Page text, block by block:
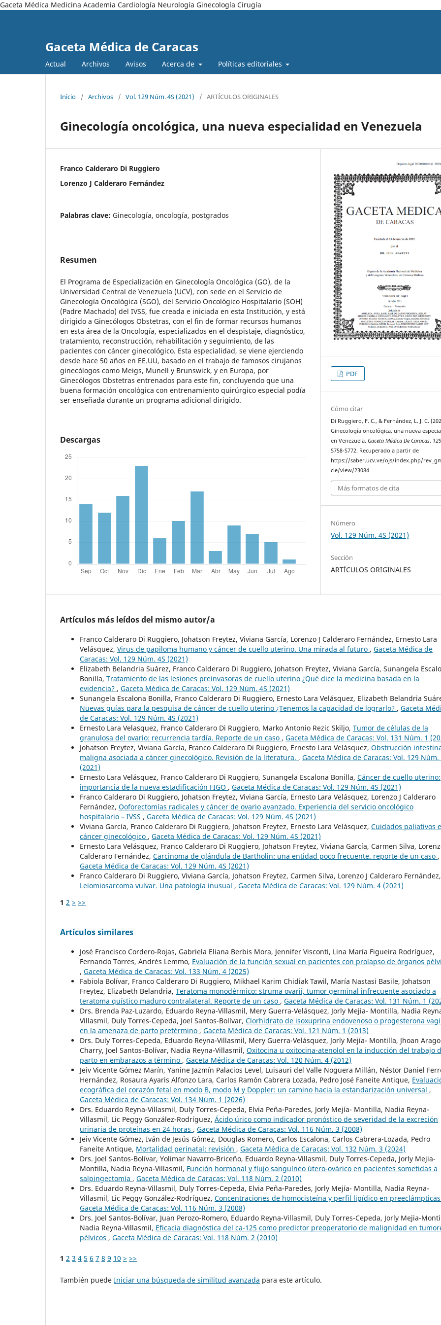
Gaceta Médica Medicina Academia Cardiología Neurología Ginecología Cirugía
Gaceta Médica de Caracas
Actual Archivos Avisos Acerca de Políticas editoriales
Inicio / Archivos / Vol. 129 Núm. 4S (2021) / ARTÍCULOS ORIGINALES
Ginecología oncológica, una nueva especialidad en Venezuela
Franco Calderaro Di Ruggiero
Lorenzo J Calderaro Fernández
Palabras clave: Ginecología, oncología, postgrados
Resumen
El Programa de Especialización en Ginecología Oncológica (GO), de la
Universidad Central de Venezuela (UCV), con sede en el Servicio de
Ginecología Oncológica (SGO), del Servicio Oncológico Hospitalario (SOH)
(Padre Machado) del IVSS, fue creada e iniciada en esta Institución, y está
dirigido a Ginecólogos Obstetras, con el fin de formar recursos humanos
en esta área de la Oncología, especializados en el despistaje, diagnóstico,
tratamiento, reconstrucción, rehabilitación y seguimiento, de las
pacientes con cáncer ginecológico. Esta especialidad, se viene ejerciendo
desde hace 50 años en EE.UU, basado en el trabajo de famosos cirujanos
ginecólogos como Meigs, Munell y Brunswick, y en Europa, por
Ginecólogos Obstetras entrenados para este fin, concluyendo que una
buena formación oncológica con entrenamiento quirúrgico especial podía
ser enseñada durante un programa adicional dirigido.
Descargas
PDF
Cómo citar
Di Ruggiero, F. C., & Fernández, L. J. C.
Ginecología oncológica, una nueva
en Venezuela.Gaceta Médica De Caracas,
S758-S772. Recuperado a partir de
https://saber.ucv.ve/ojs/index.php/
cle/view/23084
Más formatos de cita
Número
Vol. 129 Núm. 4S (2021)
Sección
ARTÍCULOS ORIGINALES
Artículos más leídos del mismo autor/a
Franco Calderaro Di Ruggiero, Johatson Freytez, Viviana García, Lorenzo J Calderaro Fernández, Ernesto Lara
Velásquez, Virus de papiloma humano y cáncer de cuello uterino. Una mirada al futuro , Gaceta Médica de
Caracas: Vol. 129 Núm. 4S (2021)
Elizabeth Belandria Suárez, Franco Calderaro Di Ruggiero, Johatson Freytez, Viviana García, Sunangela
Bonilla, Tratamiento de las lesiones preinvasoras de cuello uterino ¿Qué dice la medicina basada en la
evidencia? , Gaceta Médica de Caracas: Vol. 129 Núm. 4S (2021)
Sunangela Escalona Bonilla, Franco Calderaro Di Ruggiero, Ernesto Lara Velásquez, Elizabeth Belandria
Nuevas guías para la pesquisa de cáncer de cuello uterino ¿Tenemos la capacidad de lograrlo? , Gaceta
de Caracas: Vol. 129 Núm. 4S (2021)
Ernesto Lara Velasquez, Franco Calderaro Di Ruggiero, Marko Antonio Rezic Skiljo, Tumor de células de la
granulosa del ovario: recurrencia tardía. Reporte de un caso , Gaceta Médica de Caracas: Vol. 131 Núm. 1
Johatson Freytez, Viviana García, Franco Calderaro Di Ruggiero, Ernesto Lara Velásquez, Obstrucción
maligna asociada a cáncer ginecológico. Revisión de la literatura. , Gaceta Médica de Caracas: Vol. 129 Núm.
(2021)
Ernesto Lara Velásquez, Franco Calderaro Di Ruggiero, Sunangela Escalona Bonilla, Cáncer de cuello uterino:
importancia de la nueva estadificación FIGO , Gaceta Médica de Caracas: Vol. 129 Núm. 4S (2021)
Franco Calderaro Di Ruggiero, Johatson Freytez, Viviana García, Ernesto Lara Velásquez, Lorenzo J Calderaro
Fernández, Ooforectomías radicales y cáncer de ovario avanzado. Experiencia del servicio oncológico
hospitalario – IVSS , Gaceta Médica de Caracas: Vol. 129 Núm. 4S (2021)
Viviana García, Franco Calderaro Di Ruggiero, Johatson Freytez, Ernesto Lara Velásquez, Cuidados paliativos
cáncer ginecológico , Gaceta Médica de Caracas: Vol. 129 Núm. 4S (2021)
Ernesto Lara Velásquez, Franco Calderaro Di Ruggiero, Johatson Freytez, Viviana García, Carmen Silva,
Calderaro Fernández, Carcinoma de glándula de Bartholin: una entidad poco frecuente. reporte de un caso ,
Gaceta Médica de Caracas: Vol. 129 Núm. 4S (2021)
Franco Calderaro Di Ruggiero, Viviana García, Johatson Freytez, Carmen Silva, Lorenzo J Calderaro Fernández,
Leiomiosarcoma vulvar. Una patología inusual , Gaceta Médica de Caracas: Vol. 129 Núm. 4 (2021)
1 2 > >>
Artículos similares
José Francisco Cordero-Rojas, Gabriela Eliana Berbis Mora, Jennifer Visconti, Lina María Figueira Rodríguez,
Fernando Torres, Andrés Lemmo, Evaluación de la función sexual en pacientes con prolapso de órganos
, Gaceta Médica de Caracas: Vol. 133 Núm. 4 (2025)
Fabiola Bolívar, Franco Calderaro Di Ruggiero, Mikhael Karim Chidiak Tawil, María Nastasi Basile, Johatson
Freytez, Elizabeth Belandria, Teratoma monodérmico: struma ovarii, tumor germinal infrecuente asociado a
teratoma quístico maduro contralateral. Reporte de un caso , Gaceta Médica de Caracas: Vol. 131 Núm. 1
Drs. Brenda Paz-Luzardo, Eduardo Reyna-Villasmil, Mery Guerra-Velásquez, Jorly Mejia- Montilla, Nadia
Villasmil, Duly Torres-Cepeda, Joel Santos-Bolívar, Clorhidrato de isoxuprina endovenoso o progesterona
en la amenaza de parto pretérmino , Gaceta Médica de Caracas: Vol. 121 Núm. 1 (2013)
Drs. Duly Torres-Cepeda, Eduardo Reyna-Villasmil, Mery Guerra-Velásquez, Jorly Mejía- Montilla, Jhoan
Charry, Joel Santos-Bolívar, Nadia Reyna-Villasmil, Oxitocina u oxitocina-atenolol en la inducción del trabajo
parto en embarazos a término , Gaceta Médica de Caracas: Vol. 120 Núm. 4 (2012)
Jeiv Vicente Gómez Marín, Yanine Jazmín Palacios Level, Luisauri del Valle Noguera Millán, Néstor Daniel
Hernández, Rosaura Ayaris Alfonzo Lara, Carlos Ramón Cabrera Lozada, Pedro José Faneite Antique,
ecográfica del corazón fetal en modo B, modo M y Doppler: un camino hacia la estandarización universal ,
Gaceta Médica de Caracas: Vol. 134 Núm. 1 (2026)
Drs. Eduardo Reyna-Villasmil, Duly Torres-Cepeda, Elvia Peña-Paredes, Jorly Mejía- Montilla, Nadia Reyna-
Villasmil, Lic Peggy González-Rodríguez, Ácido úrico como indicador pronóstico de severidad de la excreción
urinaria de proteínas en 24 horas , Gaceta Médica de Caracas: Vol. 116 Núm. 3 (2008)
Jeiv Vicente Gómez, Iván de Jesús Gómez, Douglas Romero, Carlos Escalona, Carlos Cabrera-Lozada, Pedro
Faneite Antique, Mortalidad perinatal: revisión , Gaceta Médica de Caracas: Vol. 132 Núm. 3 (2024)
Drs. Joel Santos-Bolívar, Yolimar Navarro-Briceño, Eduardo Reyna-Villasmil, Duly Torres-Cepeda, Jorly Mejia-
Montilla, Nadia Reyna-Villasmil, Función hormonal y flujo sanguíneo útero-ovárico en pacientes sometidas a
salpingectomía , Gaceta Médica de Caracas: Vol. 118 Núm. 2 (2010)
Drs. Eduardo Reyna-Villasmil, Duly Torres-Cepeda, Elvia Peña-Paredes, Jorly Mejía- Montilla, Nadia Reyna-
Villasmil, Lic Peggy González-Rodríguez, Concentraciones de homocisteína y perfil lipídico en preeclámpticas
Gaceta Médica de Caracas: Vol. 116 Núm. 3 (2008)
Drs. Joel Santos-Bolívar, Juan Perozo-Romero, Eduardo Reyna-Villasmil, Duly Torres-Cepeda, Jorly Mejia-
Nadia Reyna-Villasmil, Eficacia diagnóstica del ca-125 como predictor preoperatorio de malignidad en
pélvicos , Gaceta Médica de Caracas: Vol. 118 Núm. 2 (2010)
1 2 3 4 5 6 7 8 9 10 > >>
También puede Iniciar una búsqueda de similitud avanzada para este artículo.